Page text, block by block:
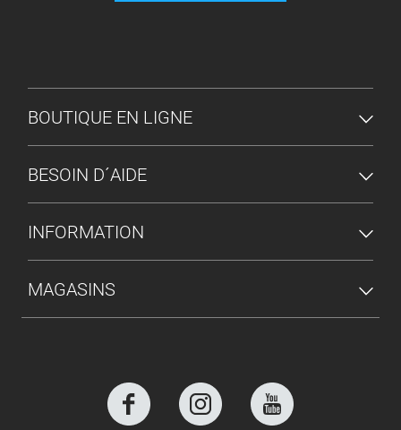
MENU DU PIED DE PAGE
BOUTIQUE EN LIGNE
BESOIN D´AIDE
INFORMATION
MAGASINS